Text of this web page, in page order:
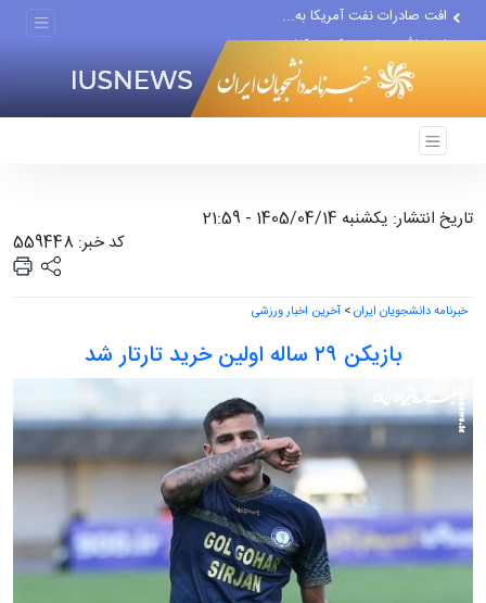
انصارالله حمله به یک نفتکش...
حادثه امنیتی دریایی در جنوب...
تاریخ انتشار: یکشنبه 1405/04/14 - 21:59
کد خبر: 559448
خبرنامه دانشجویان ایران> آخرین اخبار ورزشی
بازیکن ۲۹ ساله اولین خرید تارتار شد